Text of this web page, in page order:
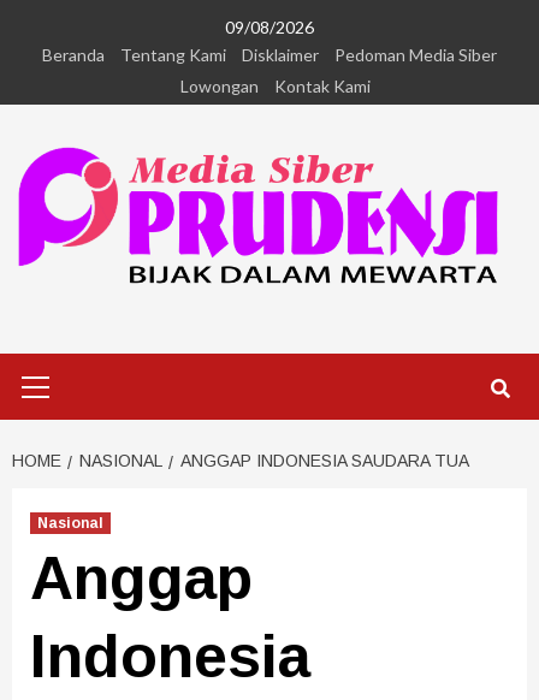
09/08/2026
Beranda
Tentang Kami Disklaimer
Pedoman Media Siber
Lowongan
Kontak Kami
HOME NASIONAL ANGGAP INDONESIA SAUDARA TUA
Nasional
Anggap
Indonesia